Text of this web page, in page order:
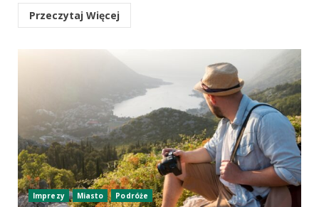
Przeczytaj Więcej
Imprezy Miasto Podróże